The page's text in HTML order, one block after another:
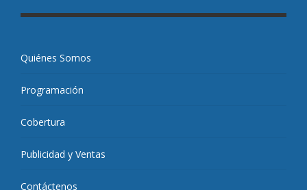
Quiénes Somos
Programación
Cobertura
Publicidad y Ventas
Contáctenos